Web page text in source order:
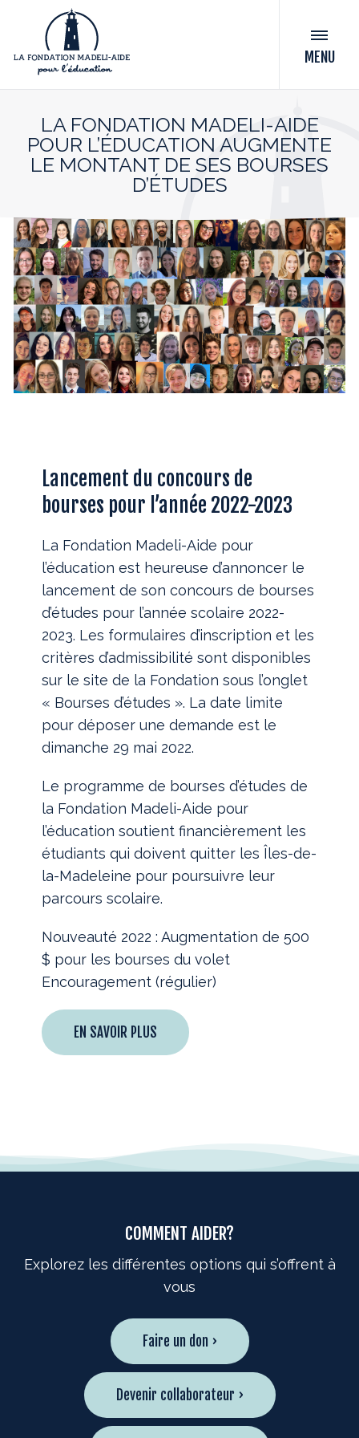
MENU
LA FONDATION MADELI-AIDE
POUR L’ÉDUCATION AUGMENTE
LE MONTANT DE SES BOURSES
D’ÉTUDES
Lancement du concours de
bourses pour l’année 2022-2023
La Fondation Madeli-Aide pour
l’éducation est heureuse d’annoncer le
lancement de son concours de bourses
d’études pour l’année scolaire 2022-
2023. Les formulaires d’inscription et les
critères d’admissibilité sont disponibles
sur le site de la Fondation sous l’onglet
« Bourses d’études ». La date limite
pour déposer une demande est le
dimanche 29 mai 2022.
Le programme de bourses d’études de
la Fondation Madeli-Aide pour
l’éducation soutient financièrement les
étudiants qui doivent quitter les Îles-de-
la-Madeleine pour poursuivre leur
parcours scolaire.
Nouveauté 2022 : Augmentation de 500
$ pour les bourses du volet
Encouragement (régulier)
EN SAVOIR PLUS
COMMENT AIDER?
Explorez les différentes options qui s’offrent à
vous
Faire un don ›
Devenir collaborateur ›